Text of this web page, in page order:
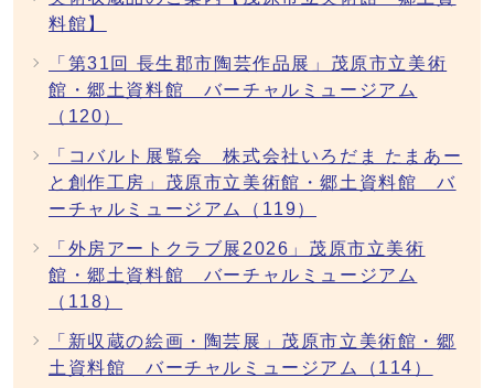
料館】
「第31回 長生郡市陶芸作品展」茂原市立美術
館・郷土資料館 バーチャルミュージアム
（120）
「コバルト展覧会 株式会社いろだま たまあー
と創作工房」茂原市立美術館・郷土資料館 バ
ーチャルミュージアム（119）
「外房アートクラブ展2026」茂原市立美術
館・郷土資料館 バーチャルミュージアム
（118）
「新収蔵の絵画・陶芸展」茂原市立美術館・郷
土資料館 バーチャルミュージアム（114）